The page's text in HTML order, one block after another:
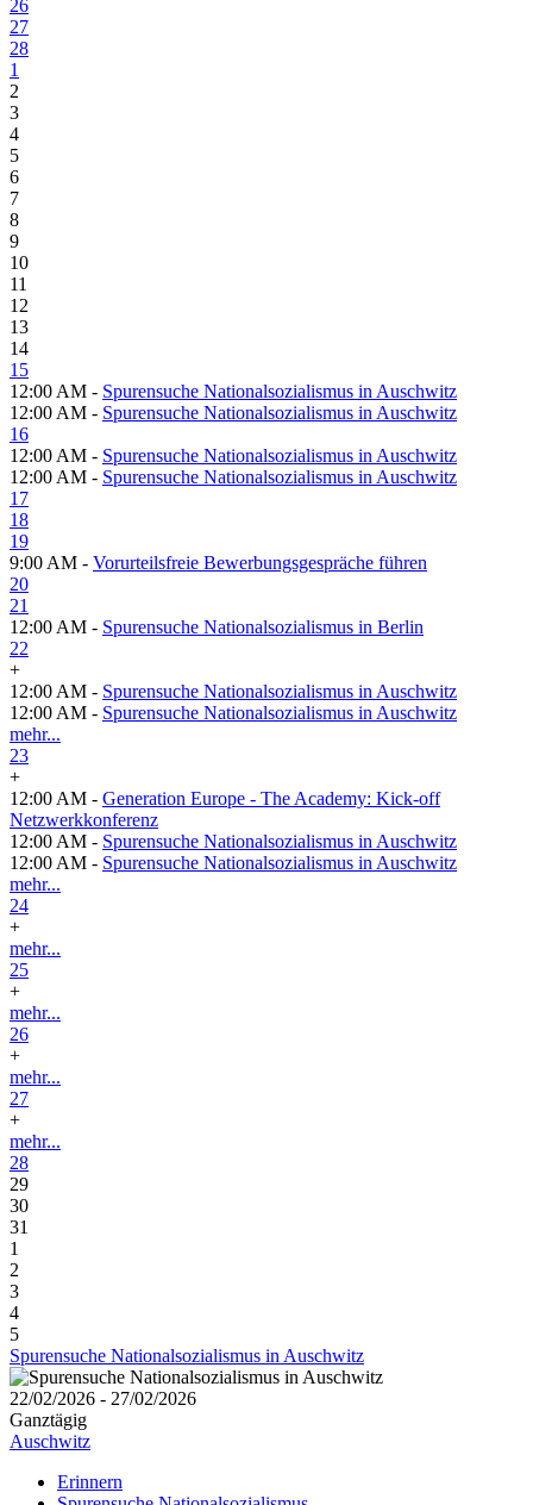
26
27
28
1
2
3
4
5
6
7
8
9
10
11
12
13
14
15
12:00 AM - Spurensuche Nationalsozialismus in Auschwitz
12:00 AM - Spurensuche Nationalsozialismus in Auschwitz
16
12:00 AM - Spurensuche Nationalsozialismus in Auschwitz
12:00 AM - Spurensuche Nationalsozialismus in Auschwitz
17
18
19
9:00 AM - Vorurteilsfreie Bewerbungsgespräche führen
20
21
12:00 AM - Spurensuche Nationalsozialismus in Berlin
22
+
12:00 AM - Spurensuche Nationalsozialismus in Auschwitz
12:00 AM - Spurensuche Nationalsozialismus in Auschwitz
mehr...
23
+
12:00 AM - Generation Europe - The Academy: Kick-off
Netzwerkkonferenz
12:00 AM - Spurensuche Nationalsozialismus in Auschwitz
12:00 AM - Spurensuche Nationalsozialismus in Auschwitz
mehr...
24
+
mehr...
25
+
mehr...
26
+
mehr...
27
+
mehr...
28
29
30
31
1
2
3
4
5
Spurensuche Nationalsozialismus in Auschwitz
22/02/2026 - 27/02/2026
Ganztägig
Auschwitz
Erinnern